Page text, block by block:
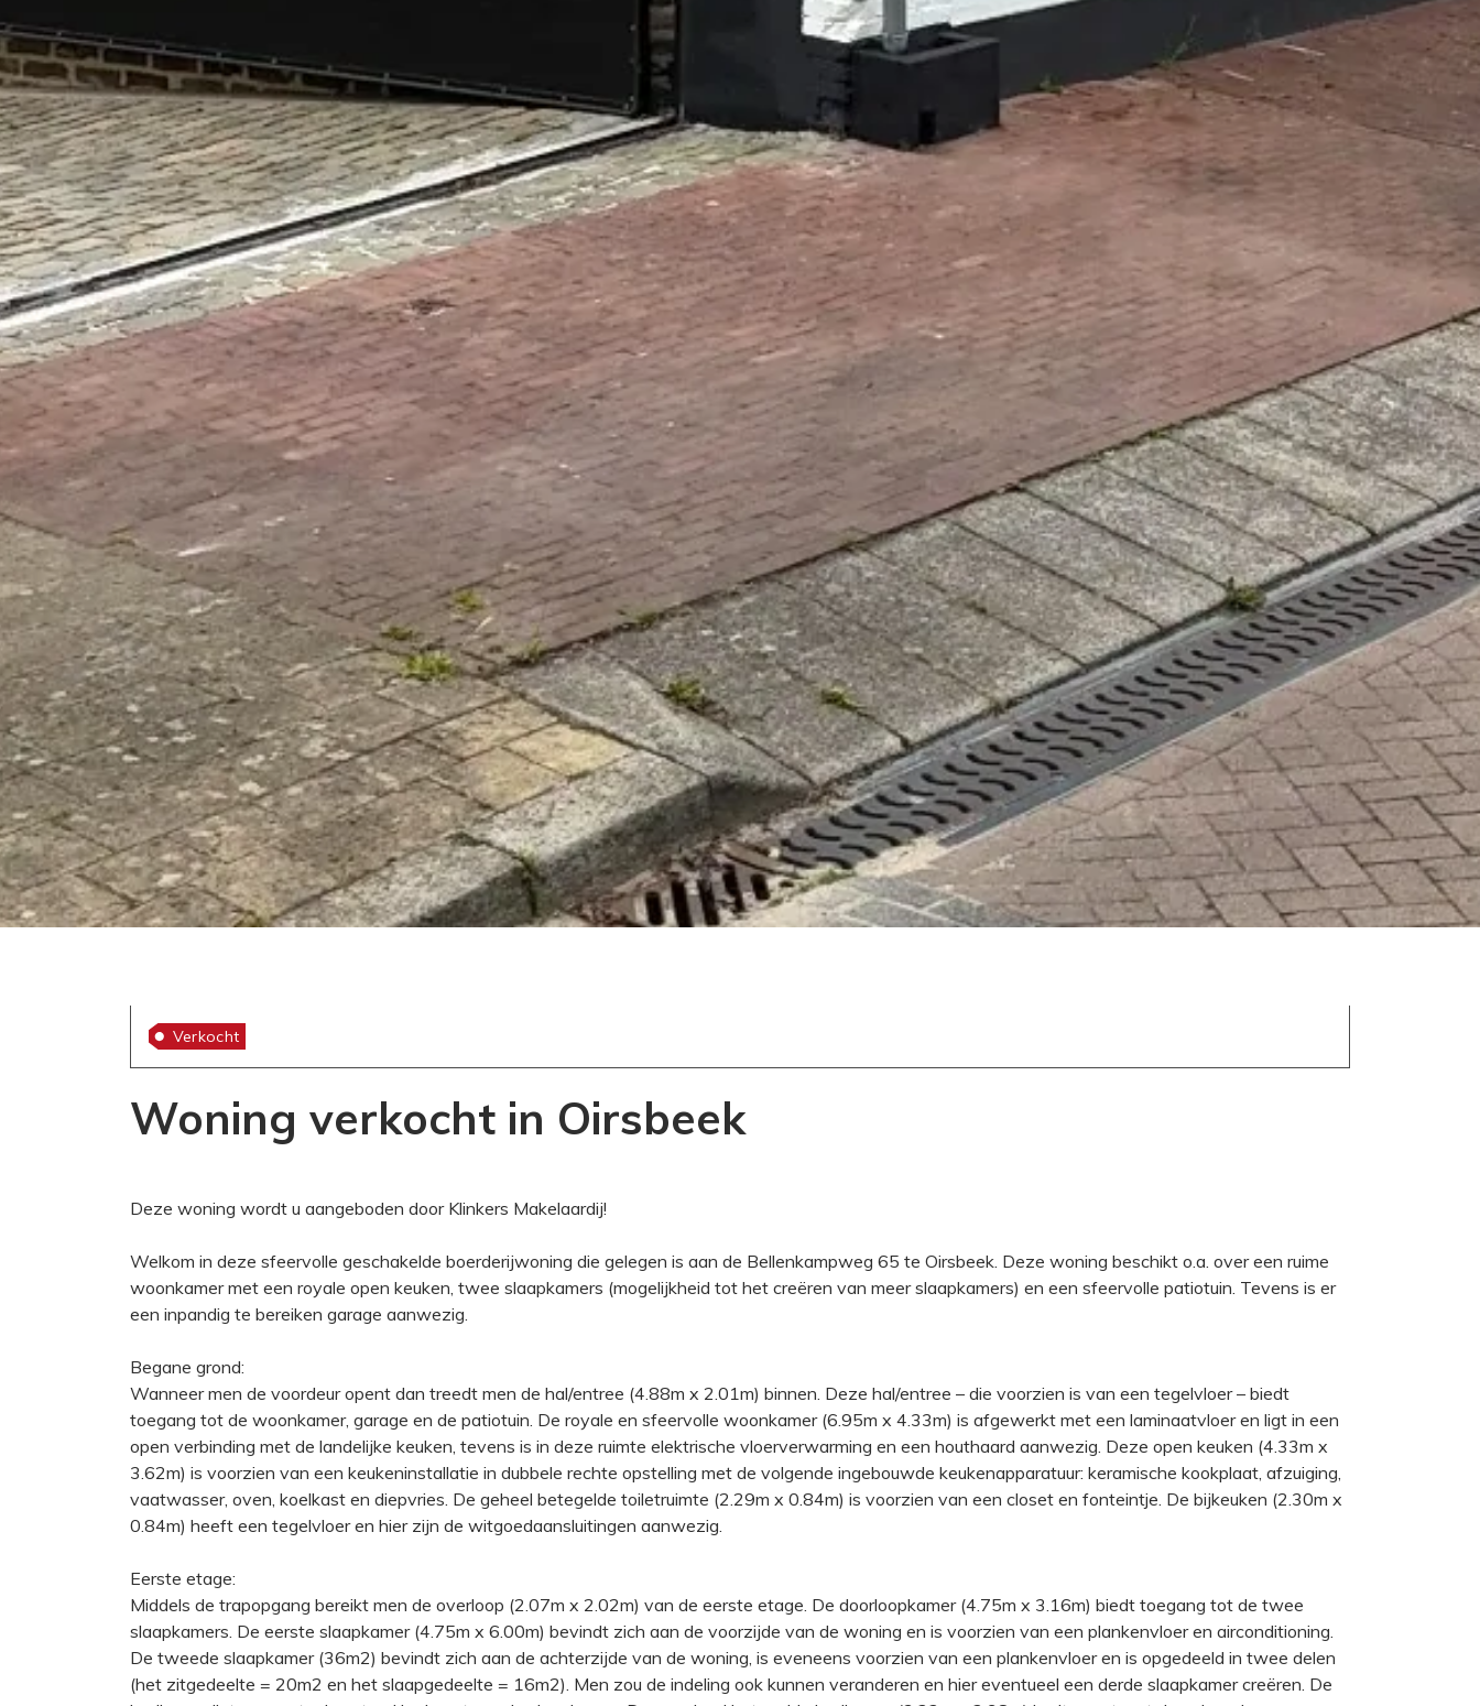
Woning verkocht in Oirsbeek
Verkocht
Deze woning wordt u aangeboden door Klinkers Makelaardij!
Welkom in deze sfeervolle geschakelde boerderijwoning die gelegen is aan de Bellenkampweg 65 te Oirsbeek. Deze woning beschikt o.a. over een ruime
woonkamer met een royale open keuken, twee slaapkamers (mogelijkheid tot het creëren van meer slaapkamers) en een sfeervolle patiotuin. Tevens is er
een inpandig te bereiken garage aanwezig.
Begane grond:
Wanneer men de voordeur opent dan treedt men de hal/entree (4.88m x 2.01m) binnen. Deze hal/entree – die voorzien is van een tegelvloer – biedt
toegang tot de woonkamer, garage en de patiotuin. De royale en sfeervolle woonkamer (6.95m x 4.33m) is afgewerkt met een laminaatvloer en ligt in een
open verbinding met de landelijke keuken, tevens is in deze ruimte elektrische vloerverwarming en een houthaard aanwezig. Deze open keuken (4.33m x
3.62m) is voorzien van een keukeninstallatie in dubbele rechte opstelling met de volgende ingebouwde keukenapparatuur: keramische kookplaat, afzuiging,
vaatwasser, oven, koelkast en diepvries. De geheel betegelde toiletruimte (2.29m x 0.84m) is voorzien van een closet en fonteintje. De bijkeuken (2.30m x
0.84m) heeft een tegelvloer en hier zijn de witgoedaansluitingen aanwezig.
Eerste etage:
Middels de trapopgang bereikt men de overloop (2.07m x 2.02m) van de eerste etage. De doorloopkamer (4.75m x 3.16m) biedt toegang tot de twee
slaapkamers. De eerste slaapkamer (4.75m x 6.00m) bevindt zich aan de voorzijde van de woning en is voorzien van een plankenvloer en airconditioning.
De tweede slaapkamer (36m2) bevindt zich aan de achterzijde van de woning, is eveneens voorzien van een plankenvloer en is opgedeeld in twee delen
(het zitgedeelte = 20m2 en het slaapgedeelte = 16m2). Men zou de indeling ook kunnen veranderen en hier eventueel een derde slaapkamer creëren. De